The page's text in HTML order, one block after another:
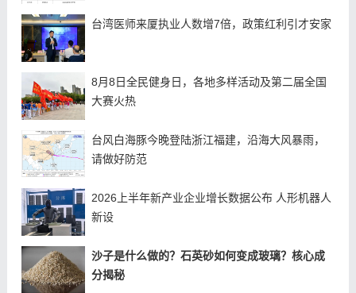
台湾医师来厦执业人数增7倍，政策红利引才安家
8月8日全民健身日，各地多样活动及第二届全国
大赛火热
台风白海豚今晚登陆浙江福建，沿海大风暴雨，
请做好防范
2026上半年新产业企业增长数据公布 人形机器人
新设
沙子是什么做的？石英砂如何变成玻璃？核心成
分揭秘